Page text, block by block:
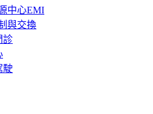
中心EMI
與交換
診
駛